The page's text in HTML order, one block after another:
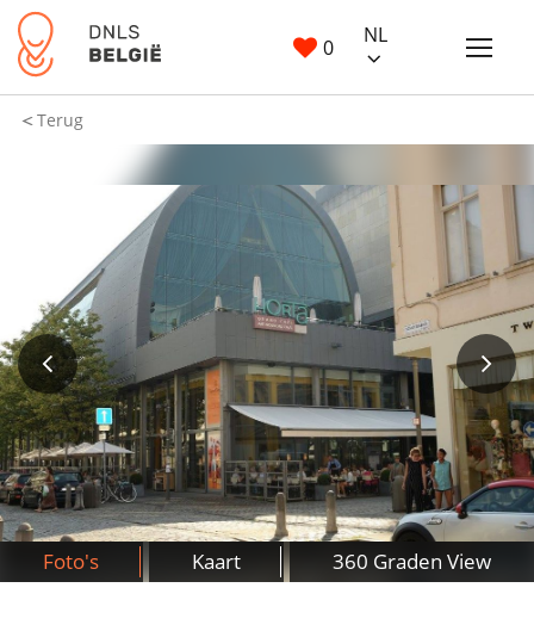
0 NL
Terug
Foto's Kaart 360 Graden View